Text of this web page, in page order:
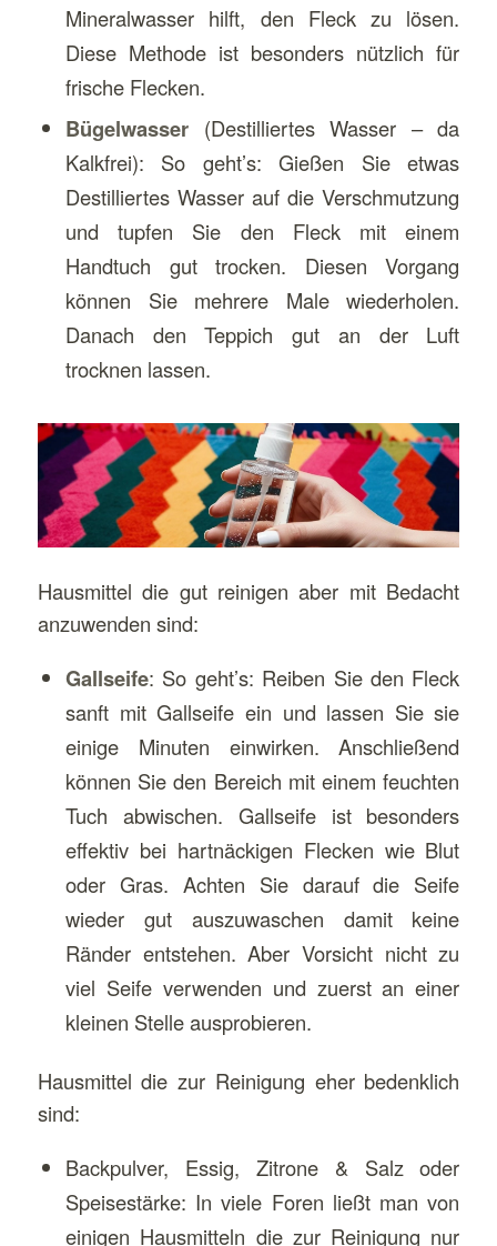
Mineralwasser hilft, den Fleck zu lösen.
Diese Methode ist besonders nützlich für
frische Flecken.
Bügelwasser(Destilliertes Wasser – da
Kalkfrei): So geht’s: Gießen Sie etwas
Destilliertes Wasser auf die Verschmutzung
und tupfen Sie den Fleck mit einem
Handtuch gut trocken. Diesen Vorgang
können Sie mehrere Male wiederholen.
Danach den Teppich gut an der Luft
trocknen lassen.
Hausmittel die gut reinigen aber mit Bedacht
anzuwenden sind:
Gallseife: So geht’s: Reiben Sie den Fleck
sanft mit Gallseife ein und lassen Sie sie
einige Minuten einwirken. Anschließend
können Sie den Bereich mit einem feuchten
Tuch abwischen. Gallseife ist besonders
effektiv bei hartnäckigen Flecken wie Blut
oder Gras. Achten Sie darauf die Seife
wieder gut auszuwaschen damit keine
Ränder entstehen. Aber Vorsicht nicht zu
viel Seife verwenden und zuerst an einer
kleinen Stelle ausprobieren.
Hausmittel die zur Reinigung eher bedenklich
sind:
Backpulver, Essig, Zitrone & Salz oder
Speisestärke: In viele Foren ließt man von
einigen Hausmitteln die zur Reinigung nur